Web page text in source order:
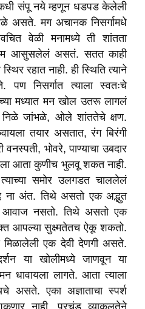
संपू नये म्हणून धडपड केलेली
असते. मग अचानक निसर्गामधे
वेळी मनामध्ये ती शांतता
आसुसलेलं असतं. सतत काही
रहात नाही. ही स्थिति त्याने
पण निसर्गात त्याला स्वतःचे
मध्यात मन खोल उतरू लागलं
निळे जांभळे, ओले शांततेचे क्षण.
तयार असतात, रंग बिरंगी
वनस्पती, भोवरे, पाण्याचा उबदार
आता कुणीच भुलवू शकत नाही.
समोर उलगडत चाललेलं
ना अंत. तिथे असतो एक अद्भुत
आवाज नसतो. तिथे असतो एक
आपल्या सुक्ष्मतेतच ऐकू शकतो.
मिळालेली एक देवी देणगी असते.
या खोलीमध्ये जाणवून या
धावायला लागते. आता त्याला
असते. एका अज्ञाताचा स्पर्श
नाही. प्रचंड व्याकुलतेने